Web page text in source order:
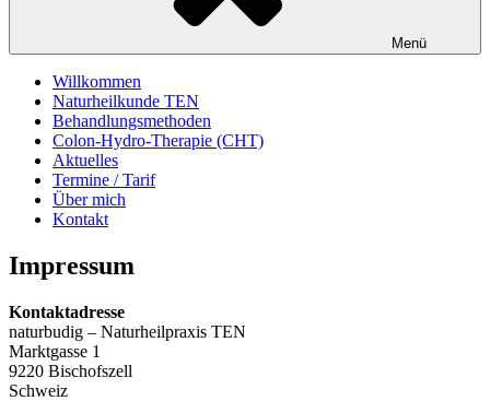
Menü
Willkommen
Naturheilkunde TEN
Behandlungsmethoden
Colon-Hydro-Therapie (CHT)
Aktuelles
Termine / Tarif
Über mich
Kontakt
Impressum
Kontaktadresse
naturbudig – Naturheilpraxis TEN
Marktgasse 1
9220 Bischofszell
Schweiz